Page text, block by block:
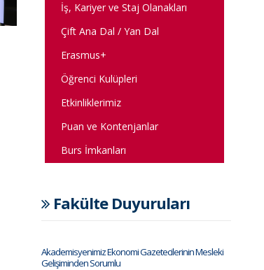
İş, Kariyer ve Staj Olanakları
Çift Ana Dal / Yan Dal
Erasmus+
Öğrenci Kulüpleri
Etkinliklerimiz
Puan ve Kontenjanlar
Burs İmkanları
Fakülte Duyuruları
Akademisyenimiz Ekonomi Gazetecilerinin Mesleki
Gelişiminden Sorumlu